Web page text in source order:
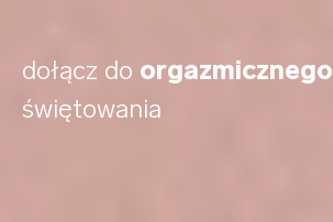
dołącz do orgazmicznego
świętowania